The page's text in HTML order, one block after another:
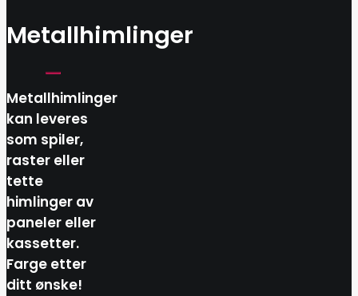
Metallhimlinger
Metallhimlinger
kan leveres
som spiler,
raster eller
tette
himlinger av
paneler eller
kassetter.
Farge etter
ditt ønske!